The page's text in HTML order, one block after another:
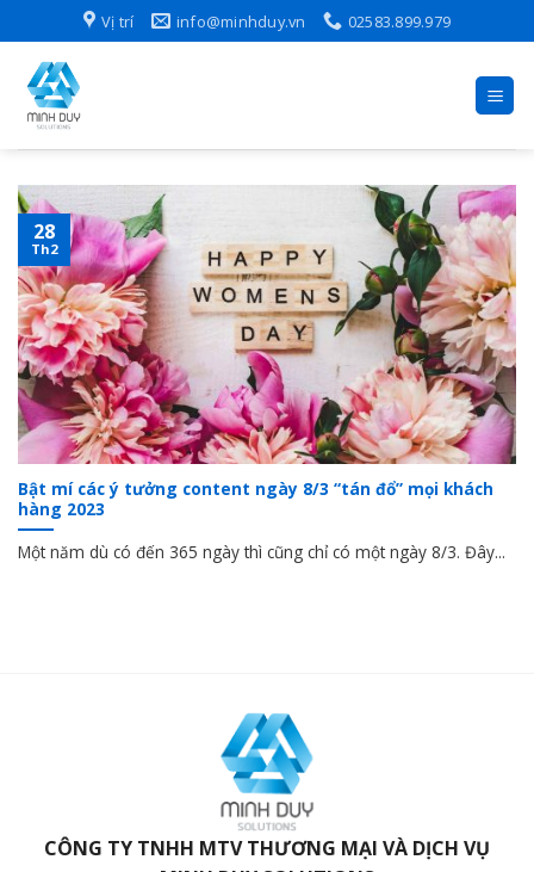
to
content
Vị trí info@minhduy.vn 02583.899.979
Bật mí các ý tưởng content ngày 8/3 “tán đổ” mọi khách
hàng 2023
Một năm dù có đến 365 ngày thì cũng chỉ có một ngày 8/3. Đây...
28
Th2
CÔNG TY TNHH MTV THƯƠNG MẠI VÀ DỊCH VỤ